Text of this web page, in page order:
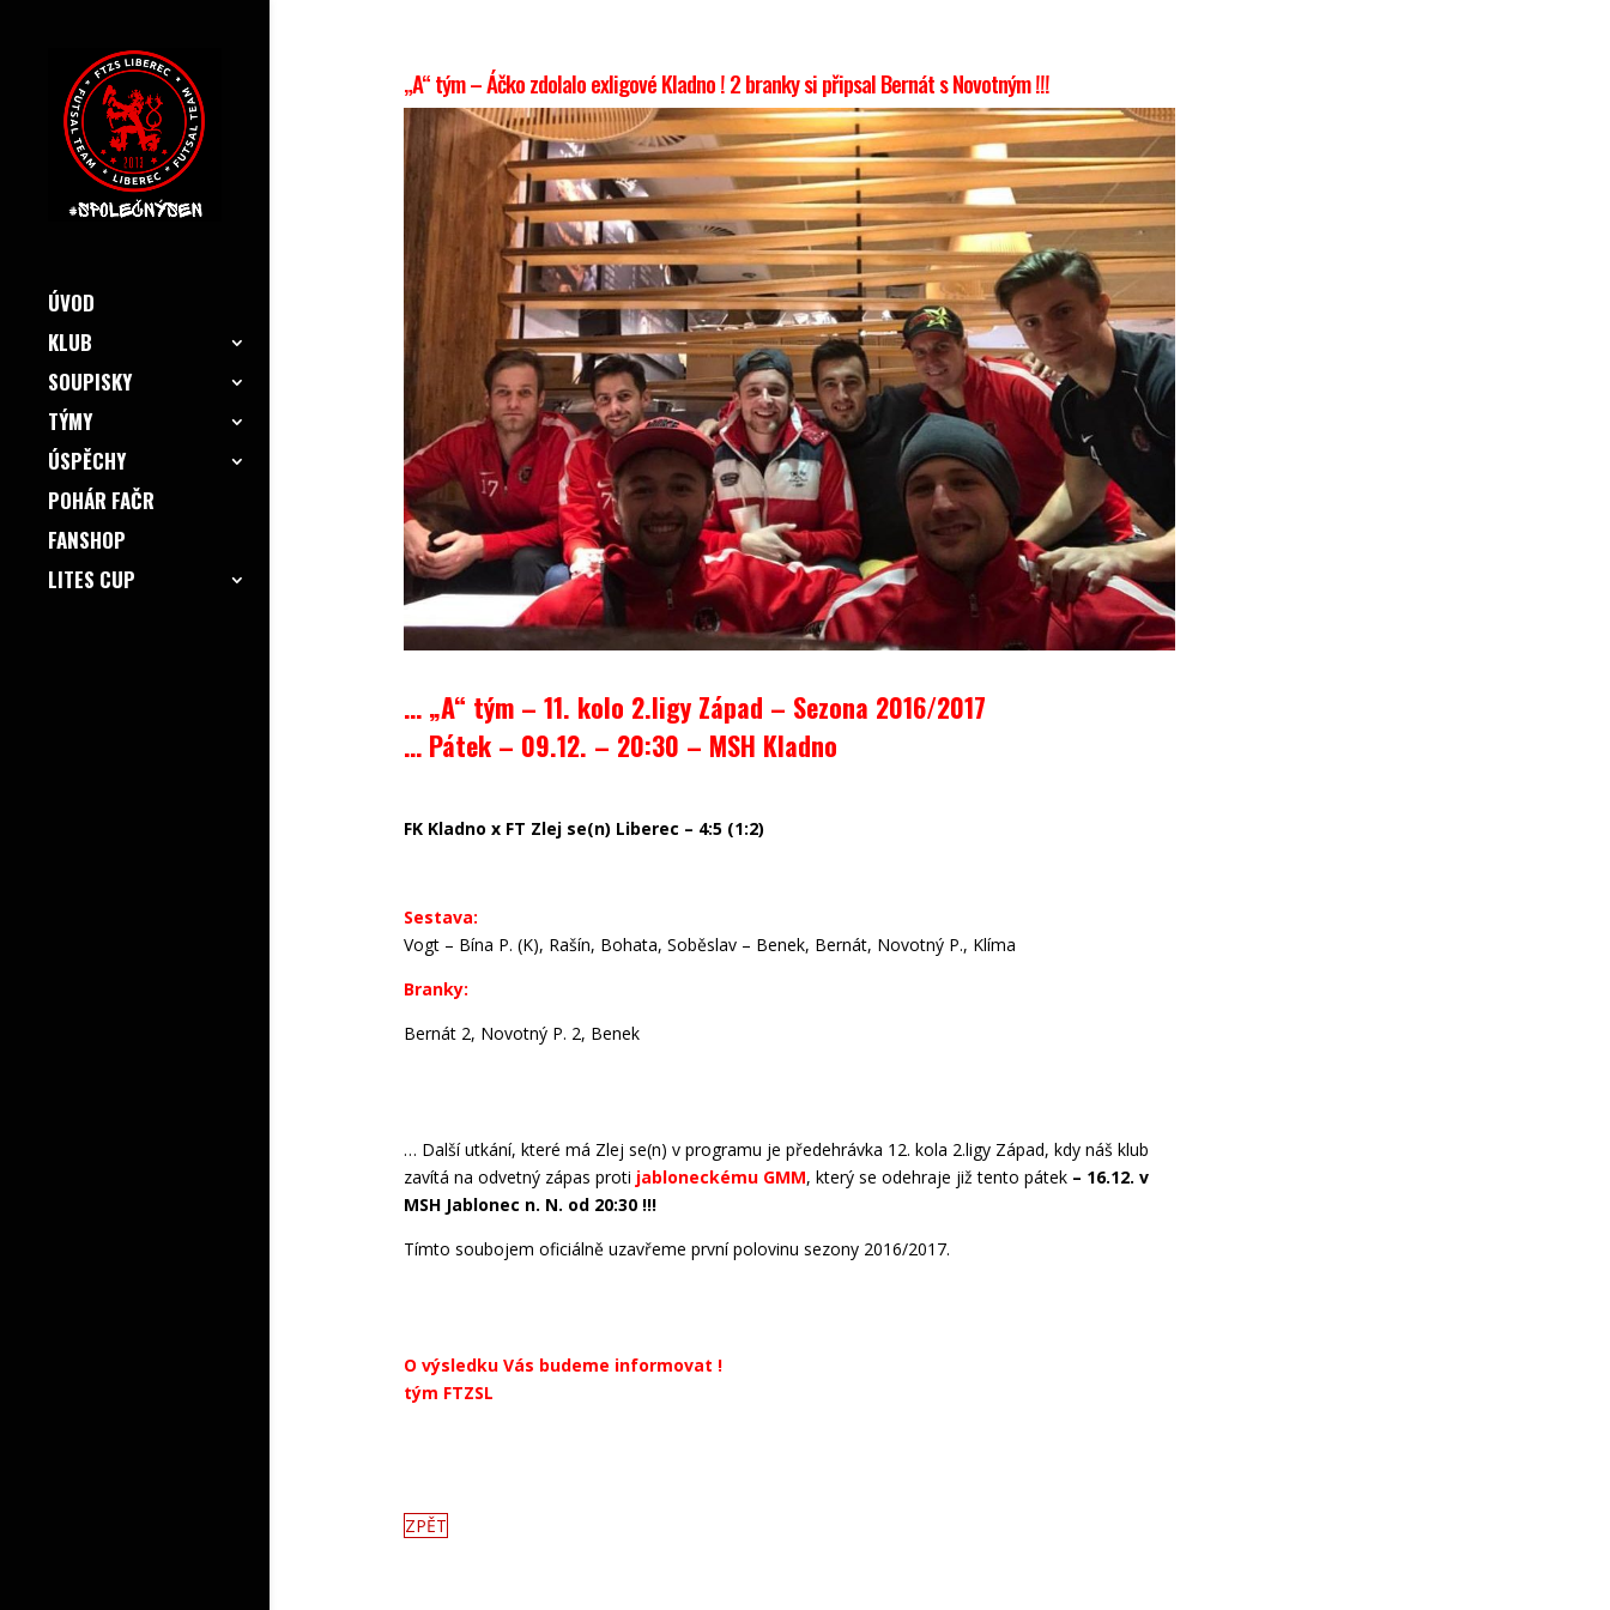
ÚVOD
KLUB
SOUPISKY
TÝMY
ÚSPĚCHY
POHÁR FAČR
FANSHOP
LITES CUP
„A“ tým – Áčko zdolalo exligové Kladno ! 2 branky si připsal Bernát s Novotným !!!
… „A“ tým – 11. kolo 2.ligy Západ – Sezona 2016/2017
… Pátek – 09.12. – 20:30 – MSH Kladno
FK Kladno x FT Zlej se(n) Liberec – 4:5 (1:2)
Sestava:
Vogt – Bína P. (K), Rašín, Bohata, Soběslav – Benek, Bernát, Novotný P., Klíma
Branky:
Bernát 2, Novotný P. 2, Benek
… Další utkání, které má Zlej se(n) v programu je předehrávka 12. kola 2.ligy Západ, kdy náš klub
zavítá na odvetný zápas proti jabloneckému GMM, který se odehraje již tento pátek – 16.12. v
MSH Jablonec n. N. od 20:30 !!!
Tímto soubojem oficiálně uzavřeme první polovinu sezony 2016/2017.
O výsledku Vás budeme informovat !
tým FTZSL
ZPĚT